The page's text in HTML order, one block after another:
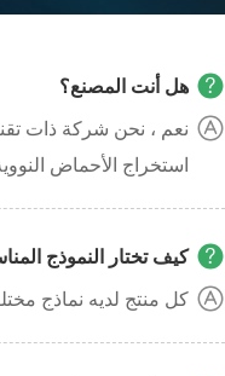
هل أنت المصنع؟
نعم ، نحن شركة ذات
استخراج الأحماض
كيف تختار النموذج
كل منتج لديه نماذج